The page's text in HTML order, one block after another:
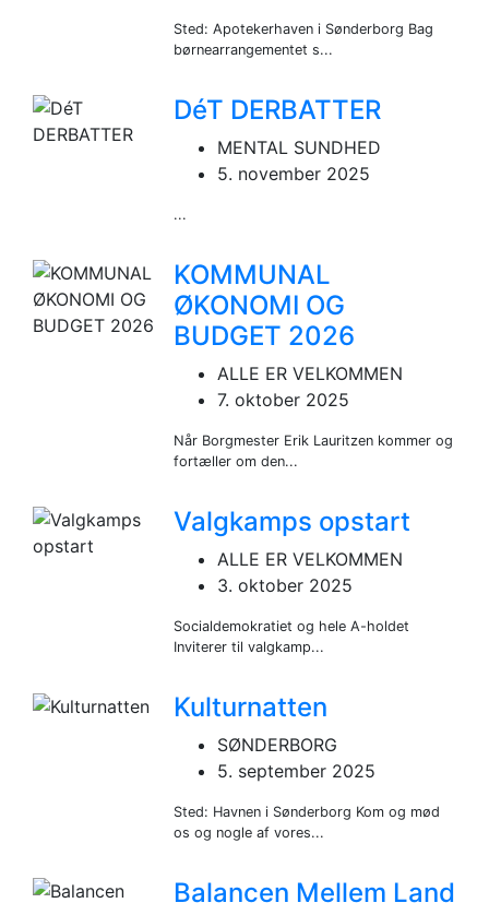
Sted: Apotekerhaven i Sønderborg Bag
børnearrangementet s...
DéT DERBATTER
MENTAL SUNDHED
5. november 2025
...
KOMMUNAL
ØKONOMI OG
BUDGET 2026
ALLE ER VELKOMMEN
7. oktober 2025
Når Borgmester Erik Lauritzen kommer og
fortæller om den...
Valgkamps opstart
ALLE ER VELKOMMEN
3. oktober 2025
Socialdemokratiet og hele A-holdet
Inviterer til valgkamp...
Kulturnatten
SØNDERBORG
5. september 2025
Sted: Havnen i Sønderborg Kom og mød
os og nogle af vores...
Balancen Mellem Land